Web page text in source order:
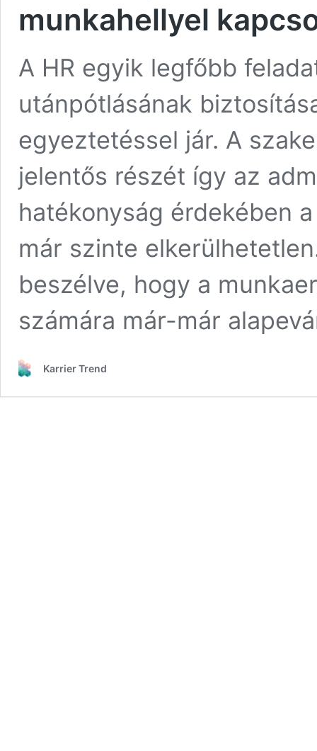
munkahellyel
A HR egyik legfőbb
utánpótlásának
egyeztetéssel jár. A
jelentős részét így az
hatékonyság érdekében
már szinte
beszélve, hogy a
számára már-már
Karrier Trend